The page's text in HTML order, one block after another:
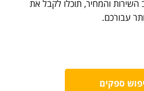
השירות והמחיר, תוכלו לקבל את
עבורכם.
ספקים